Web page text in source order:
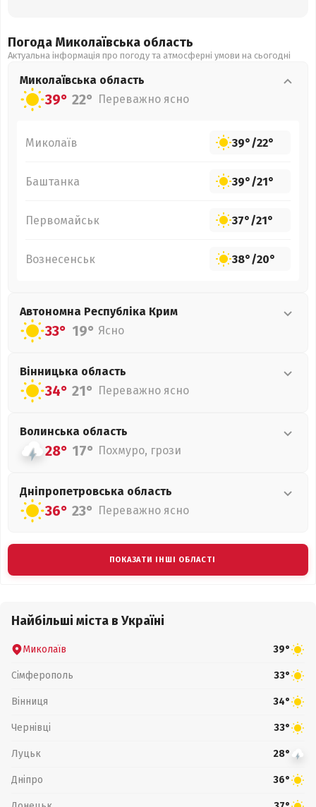
Погода Миколаївська область
Актуальна інформація про погоду та атмосферні умови на сьогодні
Миколаївська область
39° 22° Переважно ясно
Миколаїв 39°/22°
Баштанка 39°/21°
Первомайськ 37°/21°
Вознесенськ 38°/20°
Автономна Республіка Крим
33° 19° Ясно
Вінницька область
34° 21° Переважно ясно
Волинська область
28° 17° Похмуро, грози
Дніпропетровська область
36° 23° Переважно ясно
ПОКАЗАТИ ІНШІ ОБЛАСТІ
Найбільші міста в Україні
Миколаїв 39°
Сімферополь 33°
Вінниця 34°
Чернівці 33°
Луцьк 28°
Дніпро 36°